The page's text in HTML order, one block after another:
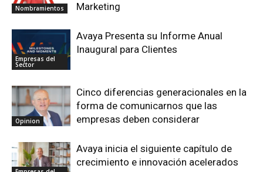
Nombramientos
Marketing
Empresas del
Sector
Avaya Presenta su Informe Anual
Inaugural para Clientes
Opinion
Cinco diferencias generacionales en la
forma de comunicarnos que las
empresas deben considerar
Avaya inicia el siguiente capítulo de
crecimiento e innovación acelerados